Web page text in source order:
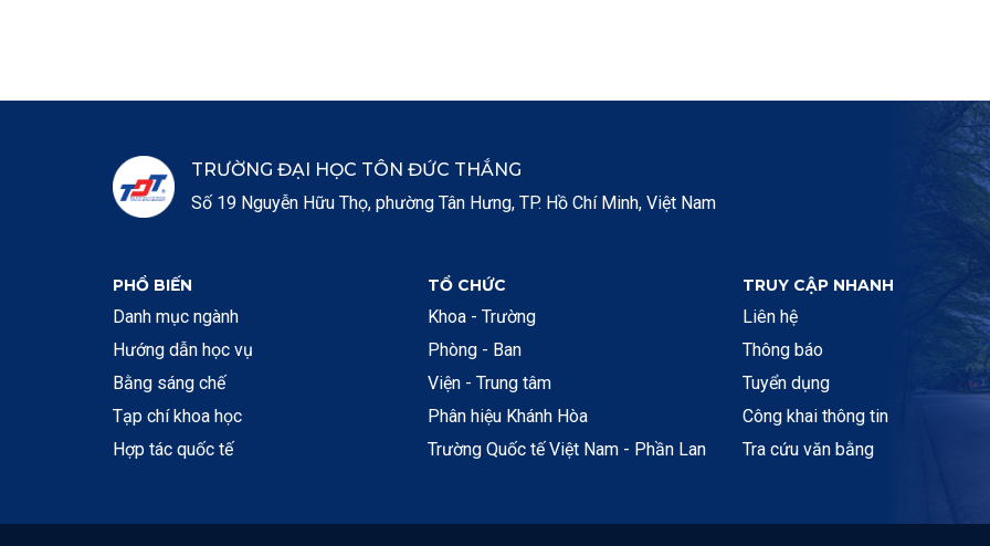
TRƯỜNG ĐẠI HỌC TÔN ĐỨC THẮNG
Số 19 Nguyễn Hữu Thọ, phường Tân Hưng, TP. Hồ Chí Minh, Việt Nam
PHỔ BIẾN
Danh mục ngành
Hướng dẫn học vụ
Bằng sáng chế
Tạp chí khoa học
Hợp tác quốc tế
TỔ CHỨC
Khoa - Trường
Phòng - Ban
Viện - Trung tâm
Phân hiệu Khánh Hòa
Trường Quốc tế Việt Nam - Phần Lan
TRUY CẬP NHANH
Liên hệ
Thông báo
Tuyển dụng
Công khai thông tin
Tra cứu văn bằng